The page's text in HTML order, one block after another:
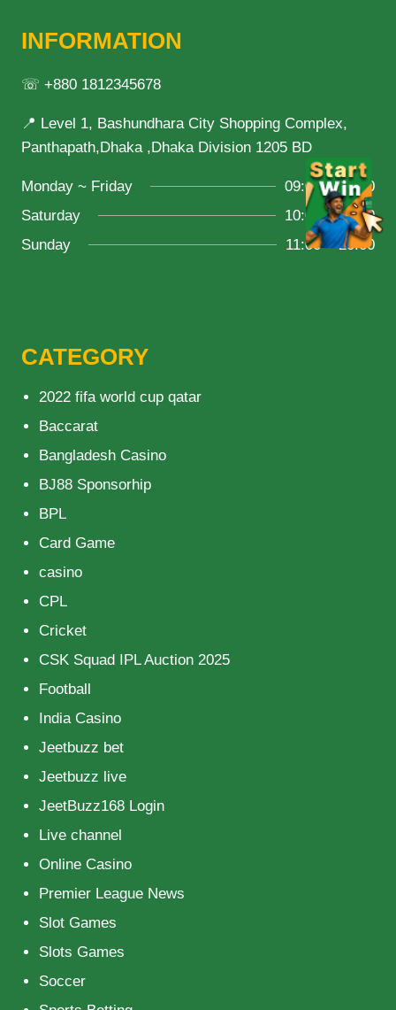
INFORMATION
☏ +880 1812345678
📍 Level 1, Bashundhara City Shopping Complex,
Panthapath,Dhaka ,Dhaka Division 1205 BD
Monday ~ Friday
09:00 ~ 21:00
Saturday
10:00 ~ 18:00
Sunday
11:00 ~ 20:00
CATEGORY
2022 fifa world cup qatar
Baccarat
Bangladesh Casino
BJ88 Sponsorhip
BPL
Card Game
casino
CPL
Cricket
CSK Squad IPL Auction 2025
Football
India Casino
Jeetbuzz bet
Jeetbuzz live
JeetBuzz168 Login
Live channel
Online Casino
Premier League News
Slot Games
Slots Games
Soccer